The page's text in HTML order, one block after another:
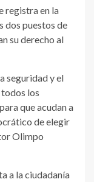
registra en la
dos puestos de
su derecho al
seguridad y el
los
que acudan a
de elegir
Olimpo
a la ciudadanía